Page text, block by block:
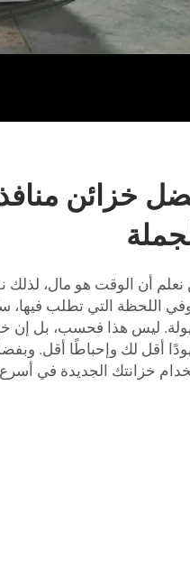
خزائن
نعلم أن الوقت هو مال، لذلك
وفي اللحظة التي تطلب فيها،
ليس هذا فحسب، بل إن
أقل لك وإحباطًا أقل.
خزانتك الجديدة في